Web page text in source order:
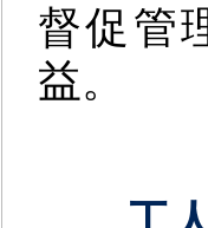
督促管
益。